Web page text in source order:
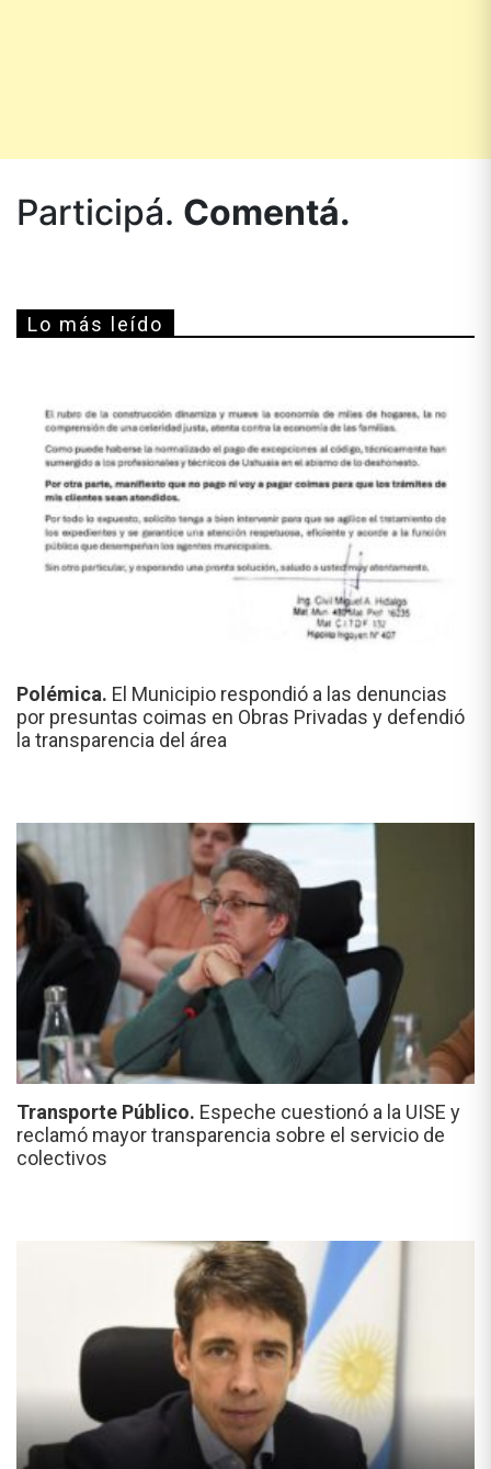
Participá. Comentá.
Lo más leído
Polémica. El Municipio respondió a las denuncias
por presuntas coimas en Obras Privadas y defendió
la transparencia del área
Transporte Público. Espeche cuestionó a la UISE y
reclamó mayor transparencia sobre el servicio de
colectivos